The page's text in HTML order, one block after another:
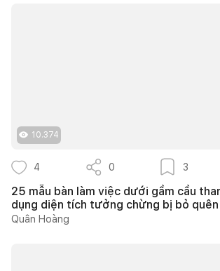
10.374
4 0 3
25 mẫu bàn làm việc dưới gầm cầu
dụng diện tích tưởng chừng bị bỏ quên
Quân Hoàng